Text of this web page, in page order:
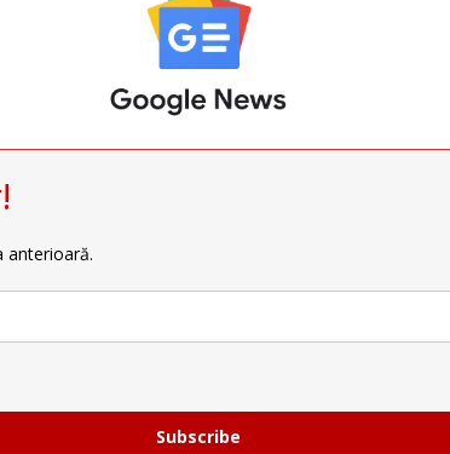
anterioară.
Subscribe